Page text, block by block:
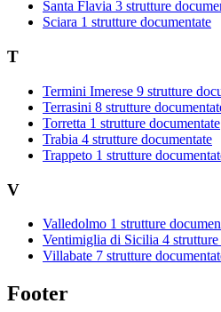
Santa Flavia 3 strutture
Sciara 1 strutture documentate
T
Termini Imerese 9 strutture
Terrasini 8 strutture
Torretta 1 strutture documentate
Trabia 4 strutture documentate
Trappeto 1 strutture
V
Valledolmo 1 strutture
Ventimiglia di Sicilia 4
Villabate 7 strutture
Footer